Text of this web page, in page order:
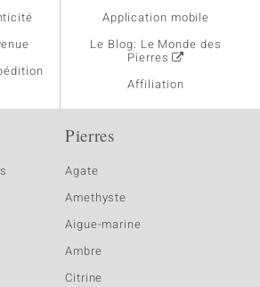
Application mobile
Le Blog: Le Monde des
Pierres
Affiliation
Pierres
Agate
Amethyste
Aigue-marine
Ambre
Citrine